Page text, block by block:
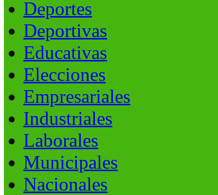
Deportes
Deportivas
Educativas
Elecciones
Empresariales
Industriales
Laborales
Municipales
Nacionales